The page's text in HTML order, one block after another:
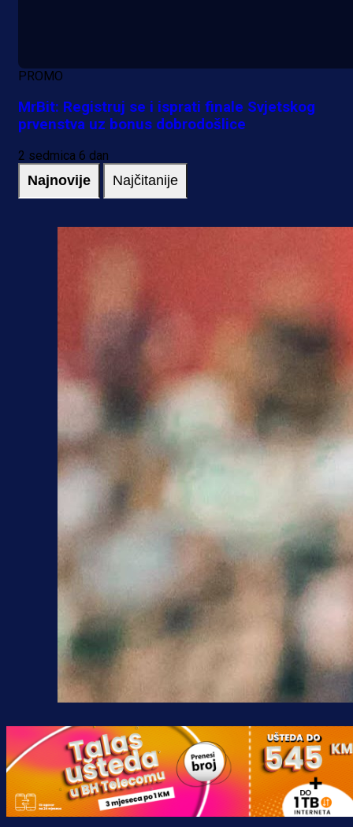
PROMO
MrBit: Registruj se i isprati finale Svjetskog
prvenstva uz bonus dobrodošlice
2 sedmica 6 dan
Najnovije Najčitanije